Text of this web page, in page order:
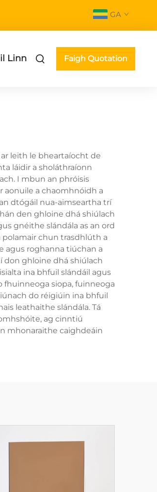
GA
Linn Faigh Quotation
leith le bheartaíocht de
láidir a sholáthraíonn
I mbun an phróisis
aonuile a chaomhnóidh a
dtógáil nua-aimseartha trí
den ghloine dhá shiúlach
gnéithe slándála as an ord
polamair chun trasdhlúth a
agus roghanna tiúchan a
don ghloine dhá shiúlach
ina bhfuil slándáil agus
fhuinneoga siopa, fuinneoga
do réigiúin ina bhfuil
leathaithe slándála. Tá
ag cinntiú
mhonaraithe caighdeáin